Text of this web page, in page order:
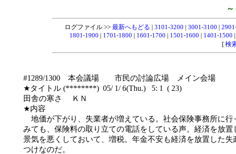
ログファイル >> 最新へもどる | 3101-3200 | 3001-3100 |
1801-1900 | 1701-1800 | 1601-1700 | 1501-1600 | 1401-1500 |
[ 検
#1289/1300 本会議場 市民の討論広場 メイン会場
★タイトル (********) 05/ 1/ 6(Thu.) 5: 1 ( 23)
田舎の寒さ ＫＮ
★内容
地価が下がり、失業者が増えている。社会保険事務所に行
みても、保険料の取り立ての電話をしている声。経済を放置
景気を悪くしておいて、増税。年金不安も経済を放置した失
つけなのだ。